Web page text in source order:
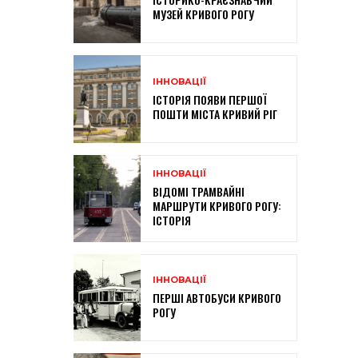
МУЗЕЙ КРИВОГО РОГУ
ІННОВАЦІЇ
ІСТОРІЯ ПОЯВИ ПЕРШОЇ
ПОШТИ МІСТА КРИВИЙ РІГ
ІННОВАЦІЇ
ВІДОМІ ТРАМВАЙНІ
МАРШРУТИ КРИВОГО РОГУ:
ІСТОРІЯ
ІННОВАЦІЇ
ПЕРШІ АВТОБУСИ КРИВОГО
РОГУ